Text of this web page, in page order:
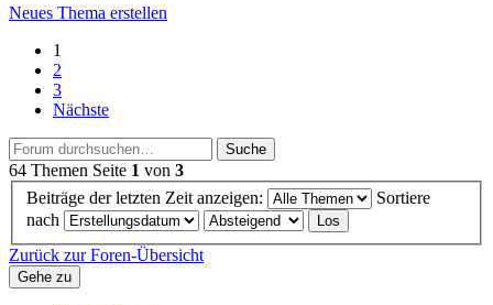
Neues Thema erstellen
1
2
3
Nächste
Suche
64 Themen Seite 1 von 3
Beiträge der letzten Zeit anzeigen:
Sortiere
nach
Zurück zur Foren-Übersicht
Gehe zu